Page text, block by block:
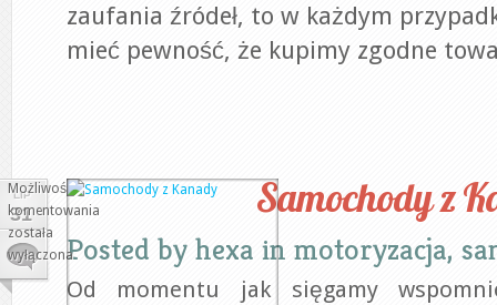
zaufania źródeł, to w każdym
mieć pewność, że kupimy zgodne
LIP
31
Możliwość
komentowania
Samochody
z
Kanady
została
wyłączona
Samochody z
Posted by hexa in motoryzacja,
Od momentu jak sięgamy